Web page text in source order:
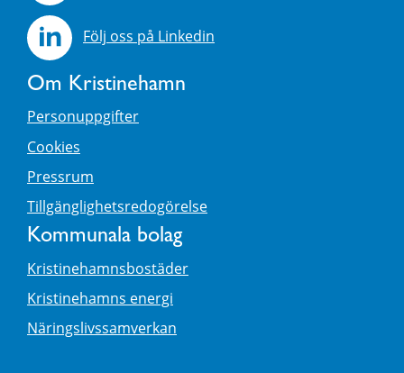
Följ oss på Linkedin
Om Kristinehamn
Personuppgifter
Cookies
Pressrum
Tillgänglighetsredogörelse
Kommunala bolag
Kristinehamnsbostäder
Kristinehamns energi
Näringslivssamverkan